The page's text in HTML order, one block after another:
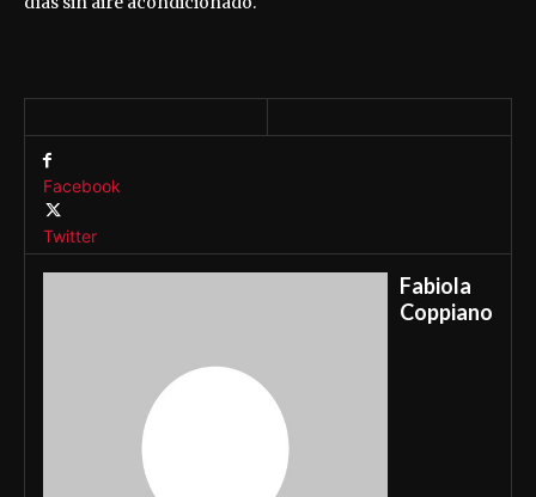
Facebook
Twitter
Fabiola
Coppiano